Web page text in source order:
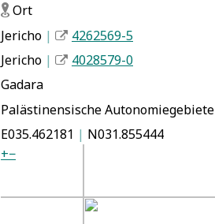
f Ort
Jericho |
4262569-5
Jericho |
4028579-0
Gadara
Palästinensische Autonomiegebiete
E035.462181 | N031.855444
+−